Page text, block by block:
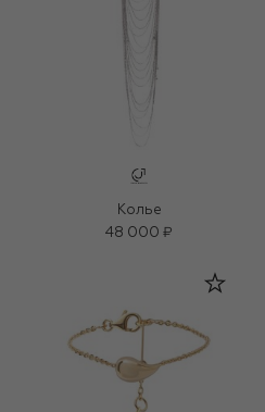
Колье
48 000 ₽